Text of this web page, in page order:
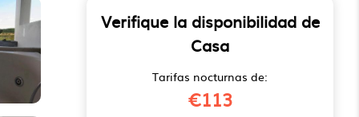
Verifique la disponibilidad de
Casa
Tarifas nocturnas de:
€113